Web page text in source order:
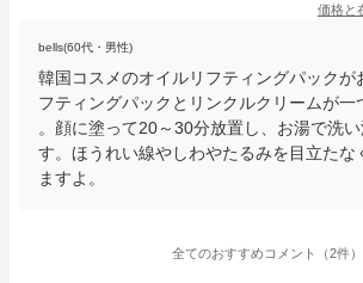
価格と
bells(60代・男性)
韓国コスメのオイルリフティングパックが
フティングパックとリンクルクリームが一
。顔に塗って20～30分放置し、お湯で洗
す。ほうれい線やしわやたるみを目立たな
ますよ。
全てのおすすめコメント（2件）